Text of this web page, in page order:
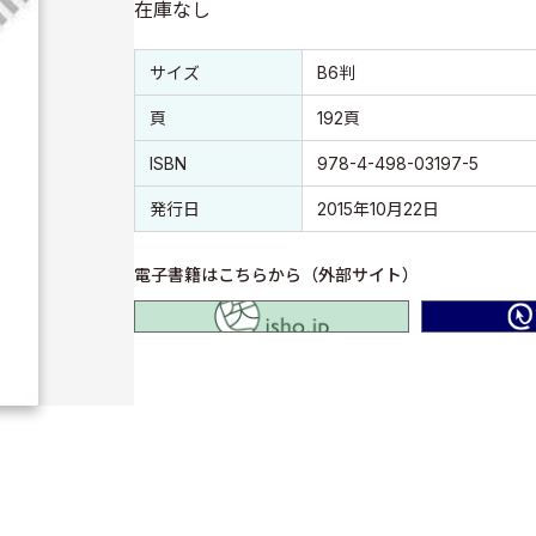
在庫なし
書誌情報
書誌情報
サイズ B6判
頁 192頁
ISBN 978-4-498-03197-5
発行日 2015年10月22日
電子書籍はこちらから（外部サイト）